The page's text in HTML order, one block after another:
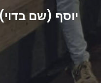
יוסף (שם בדוי)